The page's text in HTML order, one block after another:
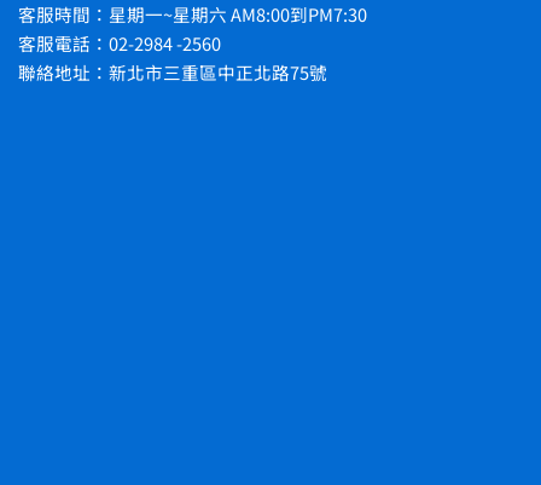
客服時間：星期一~星期六 AM8:00到PM7:30
客服電話：02-2984 -2560
聯絡地址：新北市三重區中正北路75號